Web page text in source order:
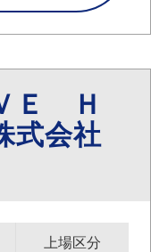
Ｅ Ｈ
式会社
上場区分